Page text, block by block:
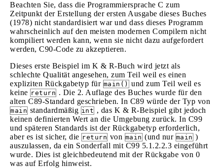
Beachten Sie, dass die Programmiersprache C zum
Zeitpunkt der Erstellung der ersten Ausgabe dieses Buches
(1978) nicht standardisiert war und dass dieses Programm
wahrscheinlich auf den meisten modernen Compilern nicht
kompiliert werden kann, wenn sie nicht dazu aufgefordert
werden, C90-Code zu akzeptieren.
Dieses erste Beispiel im K & R-Buch wird jetzt als
schlechte Qualität angesehen, zum Teil weil es einen
expliziten Rückgabetyp für main() und zum Teil weil es
keine return . Die 2. Auflage des Buches wurde für den
alten C89-Standard geschrieben. In C89 würde der Typ von
main standardmäßig int , das K & R-Beispiel gibt jedoch
keinen definierten Wert an die Umgebung zurück. In C99
und späteren Standards ist der Rückgabetyp erforderlich,
aber es ist sicher, die return von main (und nur main )
auszulassen, da ein Sonderfall mit C99 5.1.2.2.3 eingeführt
wurde. Dies ist gleichbedeutend mit der Rückgabe von 0
was auf Erfolg hinweist.